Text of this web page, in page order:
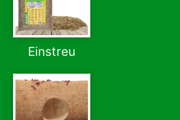
Einstreu